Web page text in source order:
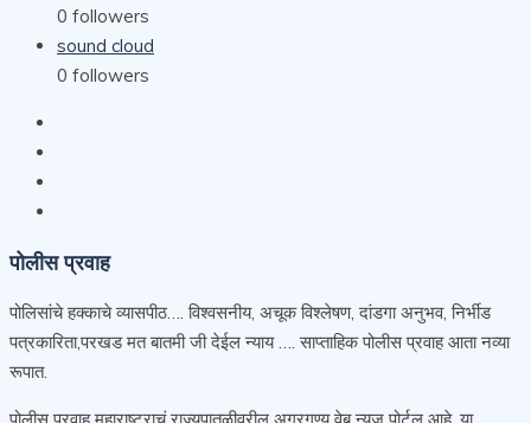
0 followers
sound cloud
0 followers
पोलीस प्रवाह
पोलिसांचे हक्काचे व्यासपीठ…. विश्वसनीय, अचूक विश्लेषण, दांडगा अनुभव, निर्भीड
पत्रकारिता,परखड मत बातमी जी देईल न्याय …. साप्ताहिक पोलीस प्रवाह आता नव्या
रूपात.